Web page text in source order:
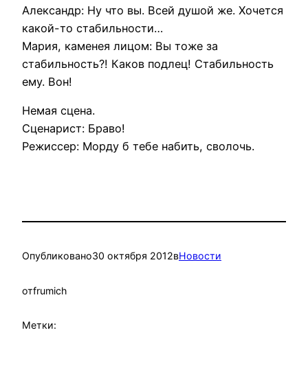
Александр: Ну что вы. Всей душой же. Хочется
какой-то стабильности…
Мария, каменея лицом: Вы тоже за
стабильность?! Каков подлец! Стабильность
ему. Вон!
Немая сцена.
Сценарист: Браво!
Режиссер: Морду б тебе набить, сволочь.
Опубликовано30 октября 2012вНовости
отfrumich
Метки: